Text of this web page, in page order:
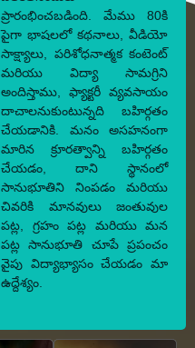
ప్రారంభించబడింది. మేము 80కి
పైగా భాషలలో కథనాలు, వీడియో
సాక్ష్యాలు, పరిశోధనాత్మక కంటెంట్
మరియు విద్యా సామగ్రిని
అందిస్తాము, ఫ్యాక్టరీ వ్యవసాయం
దాచాలనుకుంటున్నది బహిర్గతం
చేయడానికి. మనం అసహనంగా
మారిన క్రూరత్వాన్ని బహిర్గతం
చేయడం, దాని స్థానంలో
సానుభూతిని నింపడం మరియు
చివరికి మానవులు జంతువుల
పట్ల, గ్రహం పట్ల మరియు మన
పట్ల సానుభూతి చూపే ప్రపంచం
వైపు విద్యాభ్యాసం చేయడం మా
ఉద్దేశ్యం.